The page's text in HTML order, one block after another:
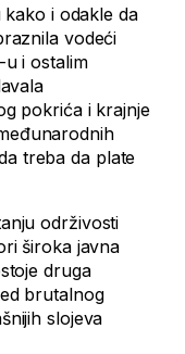
kako i odakle da
vodeći
i ostalim
pokrića i krajnje
treba da plate
održivosti
široka javna
druga
brutalnog
slojeva